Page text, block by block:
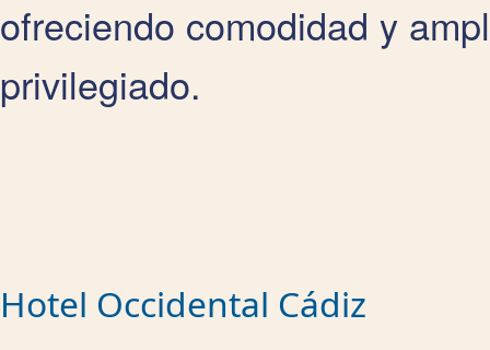
ofreciendo comodidad y
privilegiado.
Hotel Occidental Cádiz